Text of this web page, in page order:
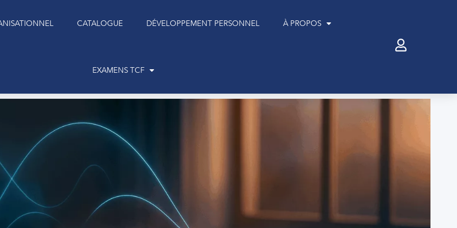
CATALOGUE DÉVELOPPEMENT PERSONNEL À PROPOS
EXAMENS TCF